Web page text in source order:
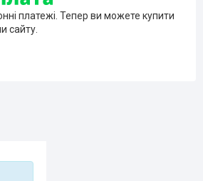
платежі. Тепер ви можете купити
сайту.